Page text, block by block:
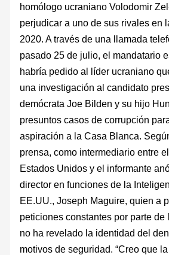
homólogo ucraniano Volodomir
perjudicar a uno de sus rivales en
2020. A través de una llamada
pasado 25 de julio, el mandatario
habría pedido al líder ucraniano
una investigación al candidato
demócrata Joe Bilden y su hijo
presuntos casos de corrupción
aspiración a la Casa Blanca.
prensa, como intermediario entre
Estados Unidos y el informante
director en funciones de la
EE.UU., Joseph Maguire, quien a
peticiones constantes por parte de
no ha revelado la identidad del
motivos de seguridad. “Creo que